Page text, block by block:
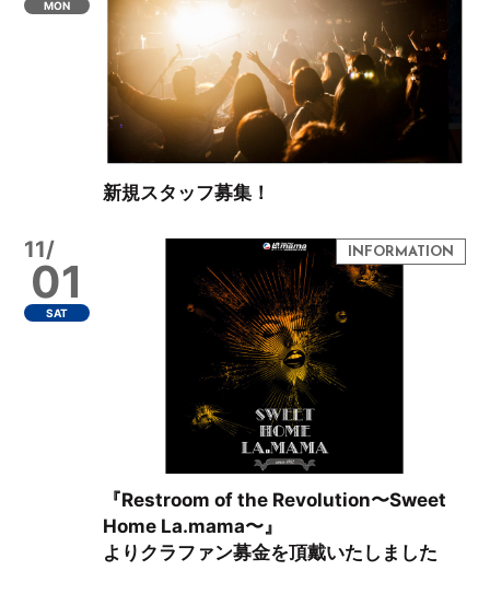
MON
新規スタッフ募集！
11/
01
SAT
『Restroom of the Revolution〜Sweet
Home La.mama〜』
よりクラファン募金を頂戴いたしました